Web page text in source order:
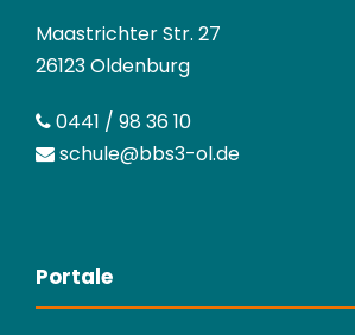
Maastrichter Str. 27
26123 Oldenburg
0441 / 98 36 10
schule@bbs3-ol.de
Portale